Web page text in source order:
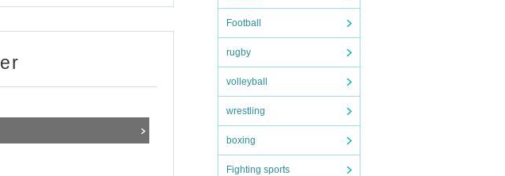
Football
rugby
volleyball
wrestling
boxing
Fighting sports